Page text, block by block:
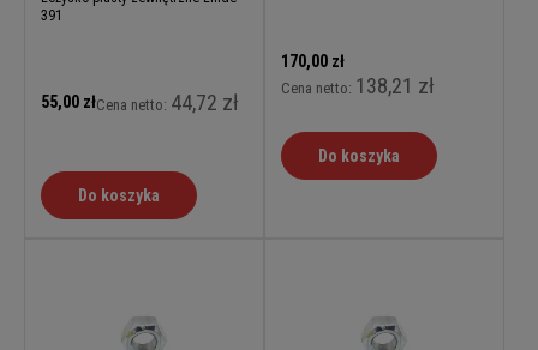
391
55,00 złCena netto: 44,72 zł
Do koszyka
170,00 zł
Cena netto: 138,21 zł
Do koszyka